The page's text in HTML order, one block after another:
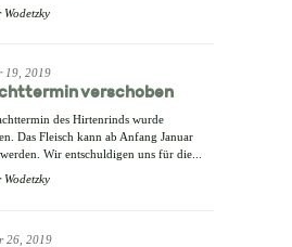
Wodetzky
19, 2019
verschoben
des Hirtenrinds wurde
Das Fleisch kann ab Anfang Januar
Wir entschuldigen uns für die...
Wodetzky
26, 2019